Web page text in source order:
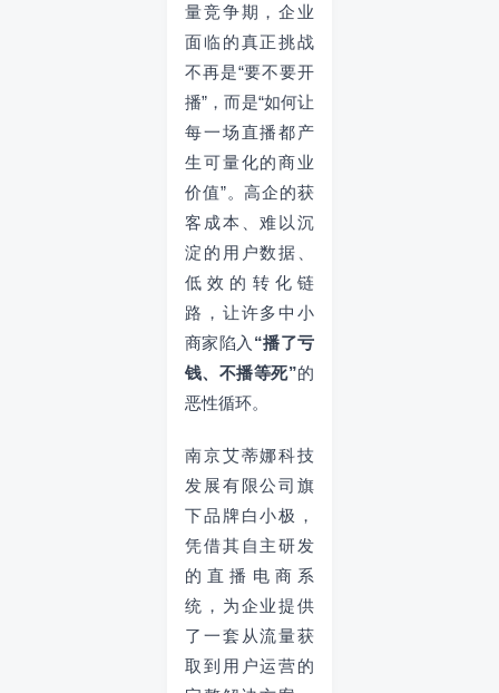
量竞争期，企业
面临的真正挑战
不再是“要不要开
播”，而是“如何让
每一场直播都产
生可量化的商业
价值”。高企的获
客成本、难以沉
淀的用户数据、
低效的转化链
路，让许多中小
商家陷入 “播了亏
钱、不播等死”的
恶性循环。
南京艾蒂娜科技
发展有限公司旗
下品牌白小极，
凭借其自主研发
的直播电商系
统，为企业提供
了一套从流量获
取到用户运营的